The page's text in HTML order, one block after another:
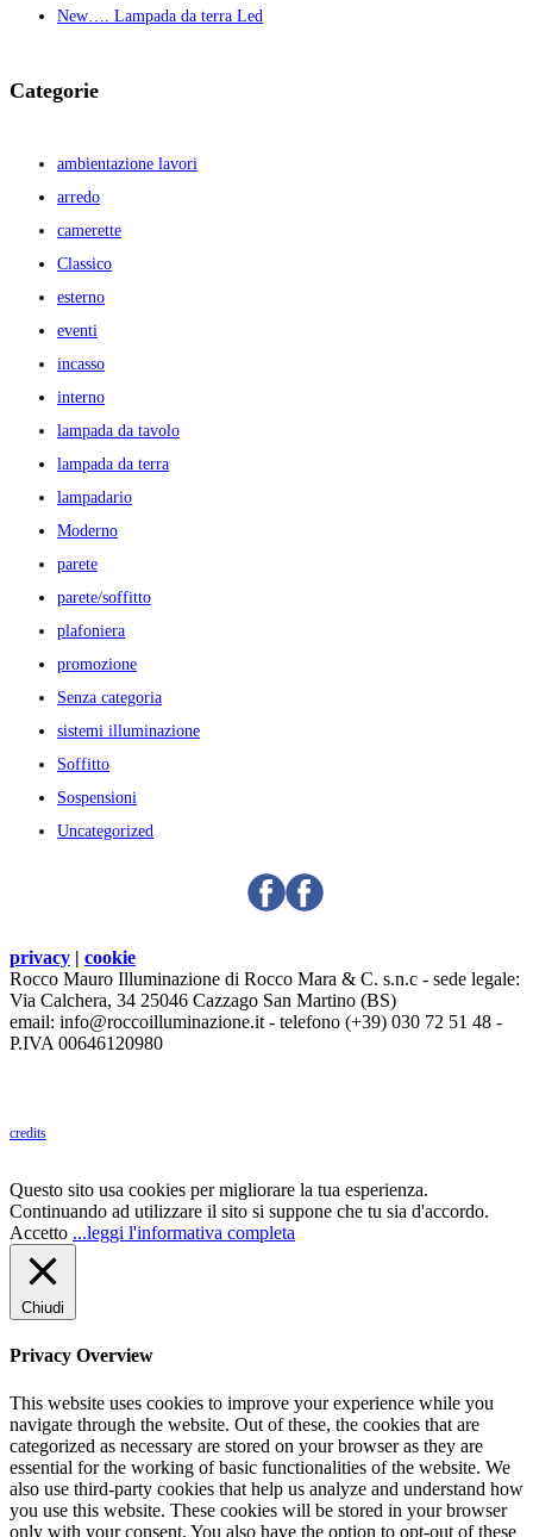
New…. Lampada da terra Led
Categorie
ambientazione lavori
arredo
camerette
Classico
esterno
eventi
incasso
interno
lampada da tavolo
lampada da terra
lampadario
Moderno
parete
parete/soffitto
plafoniera
promozione
Senza categoria
sistemi illuminazione
Soffitto
Sospensioni
Uncategorized
privacy | cookie
Rocco Mauro Illuminazione di Rocco Mara & C. s.n.c - sede legale:
Via Calchera, 34 25046 Cazzago San Martino (BS)
email: info@roccoilluminazione.it - telefono (+39) 030 72 51 48 -
P.IVA 00646120980
credits
Questo sito usa cookies per migliorare la tua esperienza.
Continuando ad utilizzare il sito si suppone che tu sia d'accordo.
Accetto ...leggi l'informativa completa
Chiudi
Privacy Overview
This website uses cookies to improve your experience while you
navigate through the website. Out of these, the cookies that are
categorized as necessary are stored on your browser as they are
essential for the working of basic functionalities of the website. We
also use third-party cookies that help us analyze and understand how
you use this website. These cookies will be stored in your browser
only with your consent. You also have the option to opt-out of these